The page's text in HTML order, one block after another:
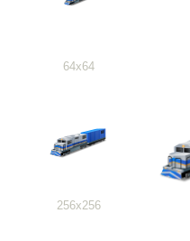
64x64
256x256